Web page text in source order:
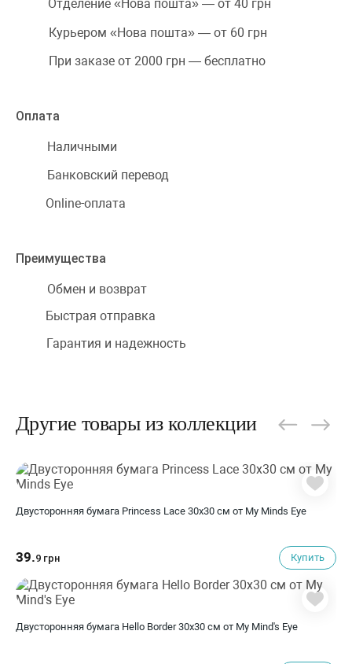
Отделение «Нова пошта» — от 40 грн
Курьером «Нова пошта» — от 60 грн
При заказе от 2000 грн — бесплатно
Оплата
Наличными
Банковский перевод
Online-оплата
Преимущества
Обмен и возврат
Быстрая отправка
Гарантия и надежность
Другие товары из коллекции
Двусторонняя бумага Princess Lace 30х30 см от My Minds Eye
39.9 грн Купить
Двусторонняя бумага Hello Border 30х30 см от My Mind's Eye